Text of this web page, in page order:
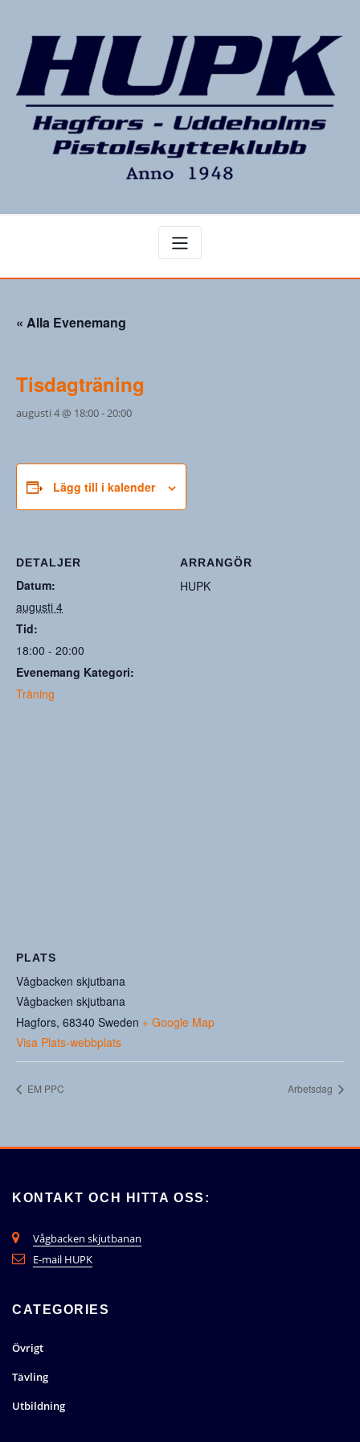
innehåll
« Alla Evenemang
Tisdagträning
augusti 4 @ 18:00-20:00
Lägg till i kalender
DETALJER
Datum:
augusti 4
Tid:
18:00 - 20:00
Evenemang Kategori:
Träning
ARRANGÖR
HUPK
PLATS
Vågbacken skjutbana
Vågbacken skjutbana
Hagfors, 68340 Sweden + Google Map
Visa Plats-webbplats
EM PPC Arbetsdag
KONTAKT OCH HITTA OSS:
Vågbacken skjutbanan
E-mail HUPK
CATEGORIES
Övrigt
Tävling
Utbildning